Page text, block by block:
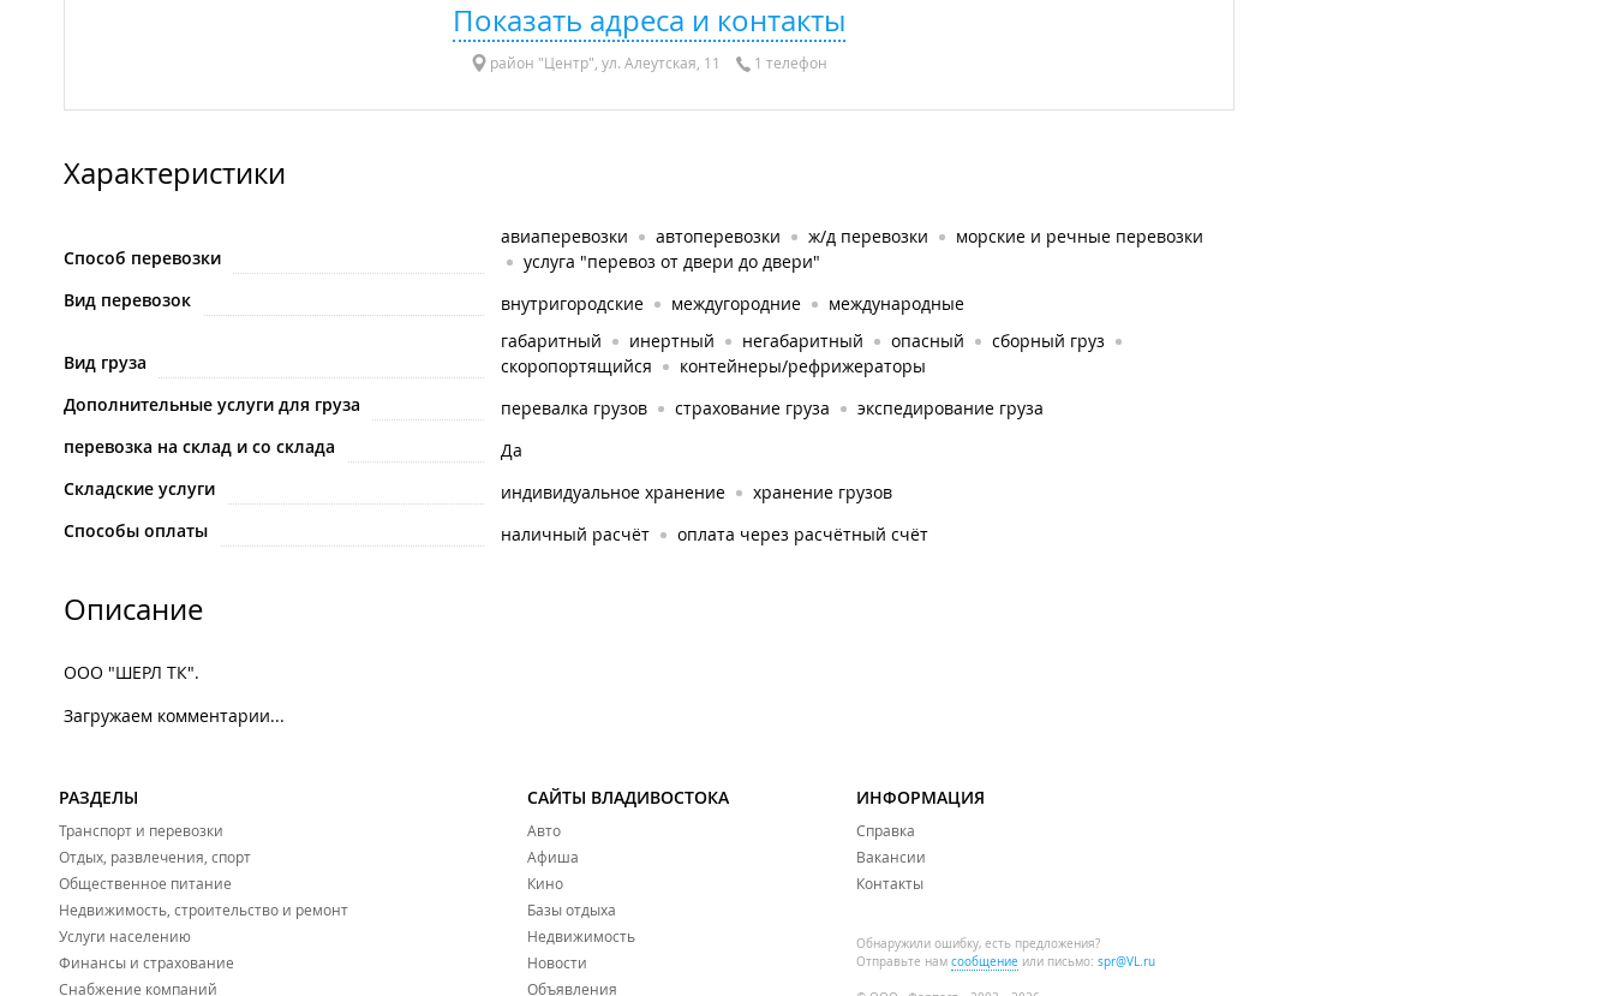
Показать адреса и контакты
район "Центр", ул. Алеутская, 11 1 телефон
Характеристики
Способ перевозки
авиаперевозки автоперевозки ж/д перевозки
морские и речные перевозки
услуга "перевоз от двери до двери"
Вид перевозок
внутригородские междугородние международные
Вид груза
габаритный инертный негабаритный опасный
сборный груз
скоропортящийся
контейнеры/рефрижераторы
Дополнительные услуги для груза
перевалка грузов страхование груза
экспедирование груза
перевозка на склад и со склада
Да
Складские услуги
индивидуальное хранение
хранение грузов
Способы оплаты
наличный расчёт оплата через расчётный счёт
Описание
ООО "ШЕРЛ ТК".
Загружаем комментарии...
РАЗДЕЛЫ
Транспорт и перевозки
Отдых, развлечения, спорт
Общественное питание
Недвижимость, строительство и ремонт
Услуги населению
Финансы и страхование
Снабжение компаний
САЙТЫ ВЛАДИВОСТОКА
Авто
Афиша
Кино
Базы отдыха
Недвижимость
Новости
Объявления
ИНФОРМАЦИЯ
Справка
Вакансии
Контакты
Обнаружили ошибку, есть предложения?
Отправьте нам сообщение или письмо: spr@VL.ru